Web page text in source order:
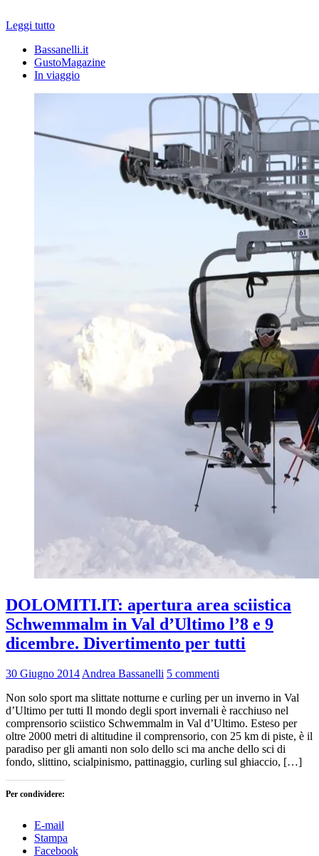
Leggi tutto
Bassanelli.it
GustoMagazine
In viaggio
DOLOMITI.IT: apertura area sciistica
Schwemmalm in Val d’Ultimo l’8 e 9
dicembre. Divertimento per tutti
30 Giugno 2014 Andrea Bassanelli 5 commenti
Non solo sport ma slittate notturne e curling per un inverno in Val
d’Ultimo per tutti Il mondo degli sport invernali è racchiuso nel
comprensorio sciistico Schwemmalm in Val d’Ultimo. Esteso per
oltre 2000 metri di altitudine il comprensorio, con 25 km di piste, è il
paradiso per gli amanti non solo dello sci ma anche dello sci di
fondo, slittino, scialpinismo, pattinaggio, curling sul ghiaccio, […]
Per condividere:
E-mail
Stampa
Facebook